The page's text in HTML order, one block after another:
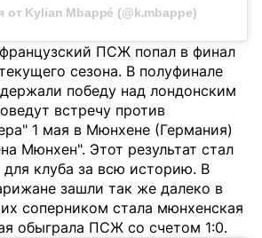
от Kylian Mbappé (@k.mbappe)
ПСЖ попал в финал
сезона. В полуфинале
победу над лондонским
встречу против
1 мая в Мюнхене (Германия)
Мюнхен". Этот результат стал
клуба за всю историю. В
зашли так же далеко в
соперником стала мюнхенская
обыграла ПСЖ со счетом 1:0.